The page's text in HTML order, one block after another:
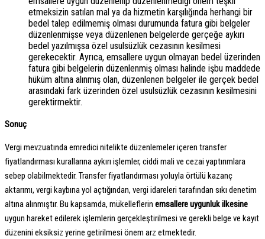
etmeksizin satılan mal ya da hizmetin karşılığında herhangi bir
bedel talep edilmemiş olması durumunda fatura gibi belgeler
düzenlenmişse veya düzenlenen belgelerde gerçeğe aykırı
bedel yazılmışsa özel usulsüzlük cezasının kesilmesi
gerekecektir. Ayrıca, emsallere uygun olmayan bedel üzerinden
fatura gibi belgelerin düzenlenmiş olması halinde işbu maddede
hüküm altına alınmış olan, düzenlenen belgeler ile gerçek bedel
arasındaki fark üzerinden özel usulsüzlük cezasının kesilmesini
gerektirmektir.
Sonuç
Vergi mevzuatında emredici nitelikte düzenlemeler içeren transfer
fiyatlandırması kurallarına aykırı işlemler, ciddi mali ve cezai yaptırımlara
sebep olabilmektedir. Transfer fiyatlandırması yoluyla örtülü kazanç
aktarımı, vergi kaybına yol açtığından, vergi idareleri tarafından sıkı denetim
altına alınmıştır. Bu kapsamda, mükelleflerin emsallere uygunluk ilkesine
uygun hareket edilerek işlemlerin gerçekleştirilmesi ve gerekli belge ve kayıt
düzenini eksiksiz yerine getirilmesi önem arz etmektedir.